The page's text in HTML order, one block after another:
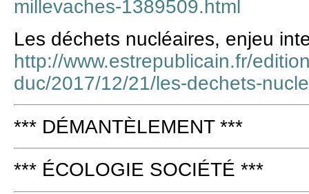
millevaches-1389509.html
Les déchets nucléaires, enjeu
http://www.estrepublicain.fr/
duc/2017/12/21/les-dechets-
*** DÉMANTÈLEMENT ***
*** ÉCOLOGIE SOCIÉTÉ ***